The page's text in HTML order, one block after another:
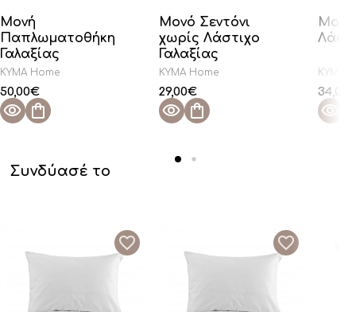
Μονή
Παπλωματοθήκη
Γαλαξίας
KYMA Home
50,00€
Μονό Σεντόνι
χωρίς Λάστιχο
Γαλαξίας
KYMA Home
29,00€
Μονό
KYMA
34,00
Συνδύασέ το